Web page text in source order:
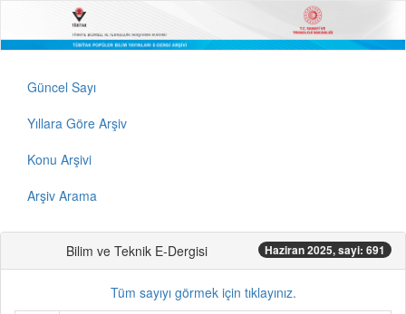
Güncel Sayı
Yıllara Göre Arşiv
Konu Arşivi
Arşiv Arama
Bilim ve Teknik E-Dergisi Haziran 2025, sayi: 691
Tüm sayıyı görmek için tıklayınız.